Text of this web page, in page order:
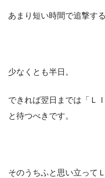
あまり短い時間で追撃す
少なくとも半日。
できれば翌日までは「Ｌ
と待つべきです。
そのうちふと思い立って